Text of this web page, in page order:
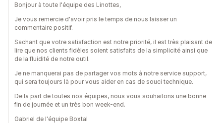
Bonjour à toute l'équipe des Linottes,
Je vous remercie d'avoir pris le temps de nous laisser un
commentaire positif.
Sachant que votre satisfaction est notre priorité, il est très plaisant de
lire que nos clients fidèles soient satisfaits de la simplicité ainsi que
de la fluidité de notre outil.
Je ne manquerai pas de partager vos mots à notre service support,
qui sera toujours là pour vous aider en cas de souci technique.
De la part de toutes nos équipes, nous vous souhaitons une bonne
fin de journée et un très bon week-end.
Gabriel de l'équipe Boxtal